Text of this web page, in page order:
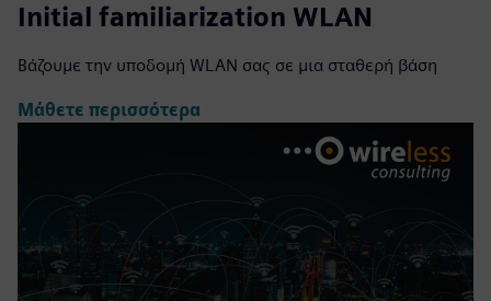
Initial familiarization WLAN
Βάζουμε την υποδομή WLAN σας σε μια σταθερή βάση
Μάθετε περισσότερα